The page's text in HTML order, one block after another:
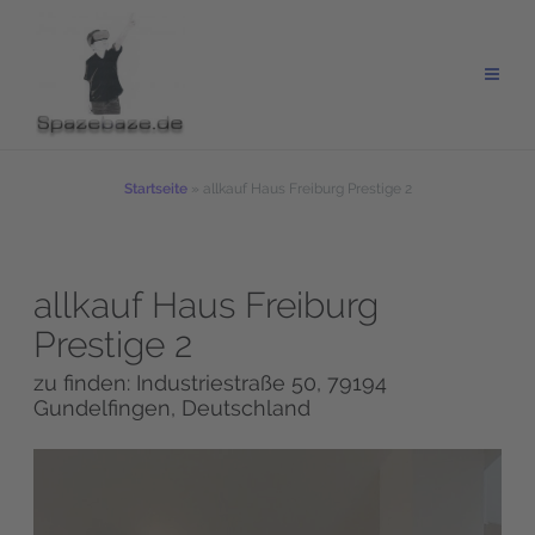
Startseite» allkauf Haus Freiburg Prestige 2
allkauf Haus Freiburg
Prestige 2
zu finden: Industriestraße 50, 79194
Gundelfingen, Deutschland